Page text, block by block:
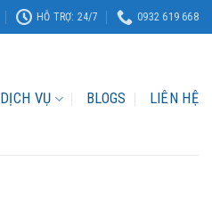
HỖ TRỢ: 24/7 0932 619 668
DỊCH VỤ BLOGS LIÊN HỆ